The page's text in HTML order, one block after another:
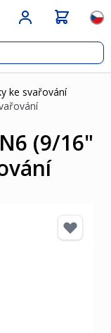
ke svařování
(9/16"